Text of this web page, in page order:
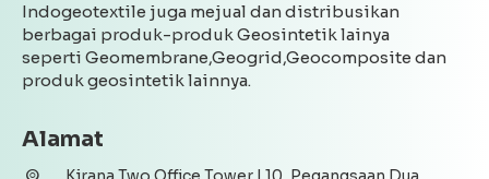
Indogeotextile juga mejual dan distribusikan
berbagai produk-produk Geosintetik lainya
seperti Geomembrane,Geogrid,Geocomposite dan
produk geosintetik lainnya.
Alamat